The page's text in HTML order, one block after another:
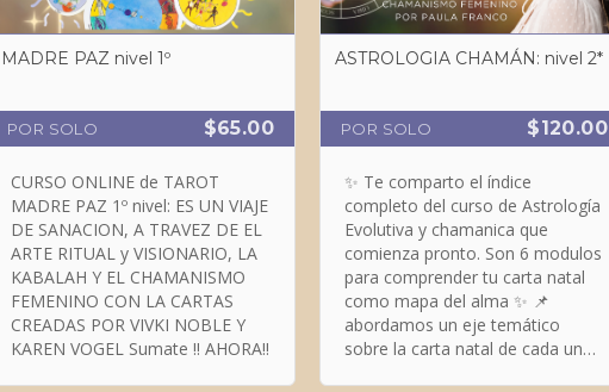
MADRE PAZ nivel 1º
POR SOLO $65.00
CURSO ONLINE de TAROT
MADRE PAZ 1º nivel: ES UN VIAJE
DE SANACION, A TRAVEZ DE EL
ARTE RITUAL y VISIONARIO, LA
KABALAH Y EL CHAMANISMO
FEMENINO CON LA CARTAS
CREADAS POR VIVKI NOBLE Y
KAREN VOGEL Sumate !! AHORA!!
ASTROLOGIA CHAMÁN: nivel 2*
POR SOLO $120.00
✨ Te comparto el índice
completo del curso de Astrología
Evolutiva y chamanica que
comienza pronto. Son 6 modulos
para comprender tu carta natal
como mapa del alma ✨ 📌
abordamos un eje temático
sobre la carta natal de cada una